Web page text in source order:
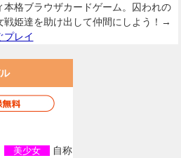
本格ブラウザカードゲーム。囚われの
戦姫達を助け出して仲間にしよう！→
プレイ
美少女
自称